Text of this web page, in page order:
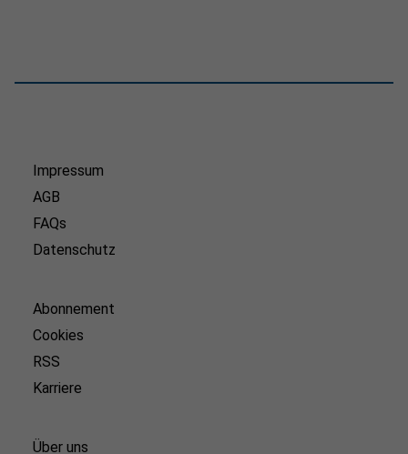
Impressum
AGB
FAQs
Datenschutz
Abonnement
Cookies
RSS
Karriere
Über uns